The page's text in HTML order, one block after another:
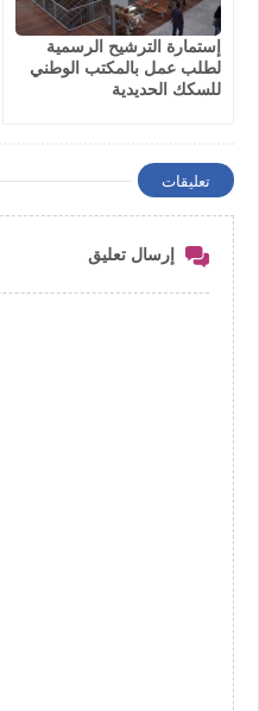
إستمارة الترشيح الرسمية
لطلب عمل بالمكتب الوطني
للسكك الحديدية
تعليقات
إرسال تعليق